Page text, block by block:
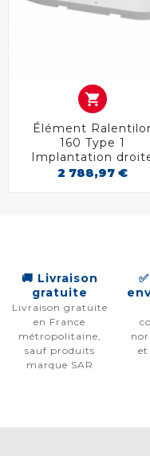

Élément Ralentilor
160 Type 1
Implantation
2 788,97 €
🚚 Livraison
gratuite
Livraison gratuite
en France
métropolitaine,
sauf produits
marque SAR
et